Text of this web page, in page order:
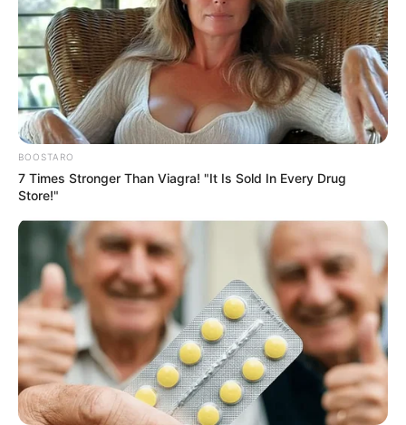
BOOSTARO
7 Times Stronger Than Viagra! "It Is Sold In Every Drug
Store!"